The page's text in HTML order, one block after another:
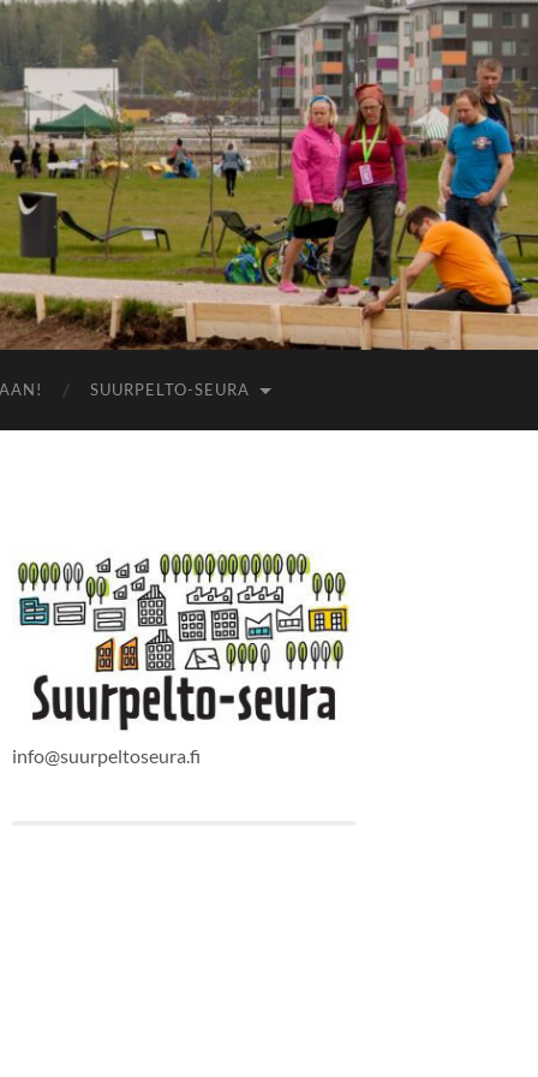
SUURPELTO-SEURA
info@suurpeltoseura.fi